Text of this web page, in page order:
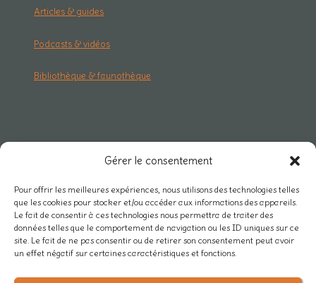
Gérer le consentement
Pour offrir les meilleures expériences, nous utilisons des technologies telles
que les cookies pour stocker et/ou accéder aux informations des appareils.
Le fait de consentir à ces technologies nous permettra de traiter des
données telles que le comportement de navigation ou les ID uniques sur ce
site. Le fait de ne pas consentir ou de retirer son consentement peut avoir
un effet négatif sur certaines caractéristiques et fonctions.
Articles & guides
Podcasts & vidéos
Bibliothèque & faunothèque
Rejoindre Mycélium
Actualités du réseau